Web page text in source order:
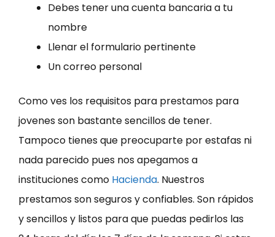
Debes tener una cuenta bancaria a tu
nombre
Llenar el formulario pertinente
Un correo personal
Como ves los requisitos para prestamos para
jovenes son bastante sencillos de tener.
Tampoco tienes que preocuparte por estafas ni
nada parecido pues nos apegamos a
instituciones como Hacienda. Nuestros
prestamos son seguros y confiables. Son rápidos
y sencillos y listos para que puedas pedirlos las